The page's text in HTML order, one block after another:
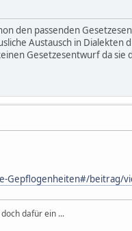
den passenden
Austausch in
Gesetzesentwurf da
beitrag/
dafür ein ...